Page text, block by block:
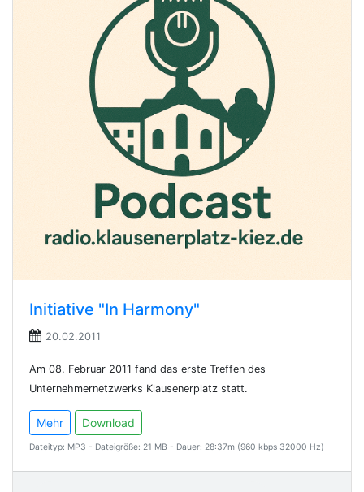
Initiative "In Harmony"
20.02.2011
Am 08. Februar 2011 fand das erste Treffen des
Unternehmernetzwerks Klausenerplatz statt.
Mehr Download
Dateityp: MP3 - Dateigröße: 21 MB - Dauer: 28:37m (960 kbps 32000 Hz)